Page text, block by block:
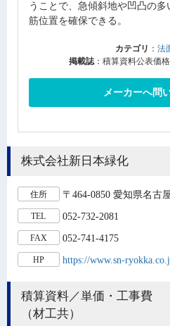
うことで、急傾斜地や凹凸の
筋位置を確保できる。
カテゴリ ： 法
掲載誌：積算資料公表価
メーカーへ問
株式会社新日本緑化
住所 〒464-0850 愛知県名古
TEL 052-732-2081
FAX 052-741-4175
HP https://www.sn-
積算資料／単価・工事費
（材工共）